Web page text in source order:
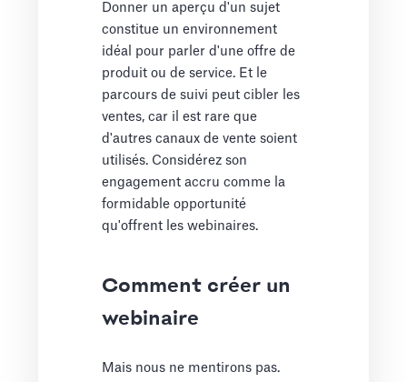
Donner un aperçu d'un sujet
constitue un environnement
idéal pour parler d'une offre de
produit ou de service. Et le
parcours de suivi peut cibler les
ventes, car il est rare que
d'autres canaux de vente soient
utilisés. Considérez son
engagement accru comme la
formidable opportunité
qu'offrent les webinaires.
Comment créer un
webinaire
Mais nous ne mentirons pas.